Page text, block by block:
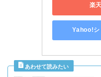
楽
Yahoo!シ